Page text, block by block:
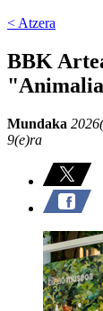
< Atzera
BBK
Mundaka
9(e)ra